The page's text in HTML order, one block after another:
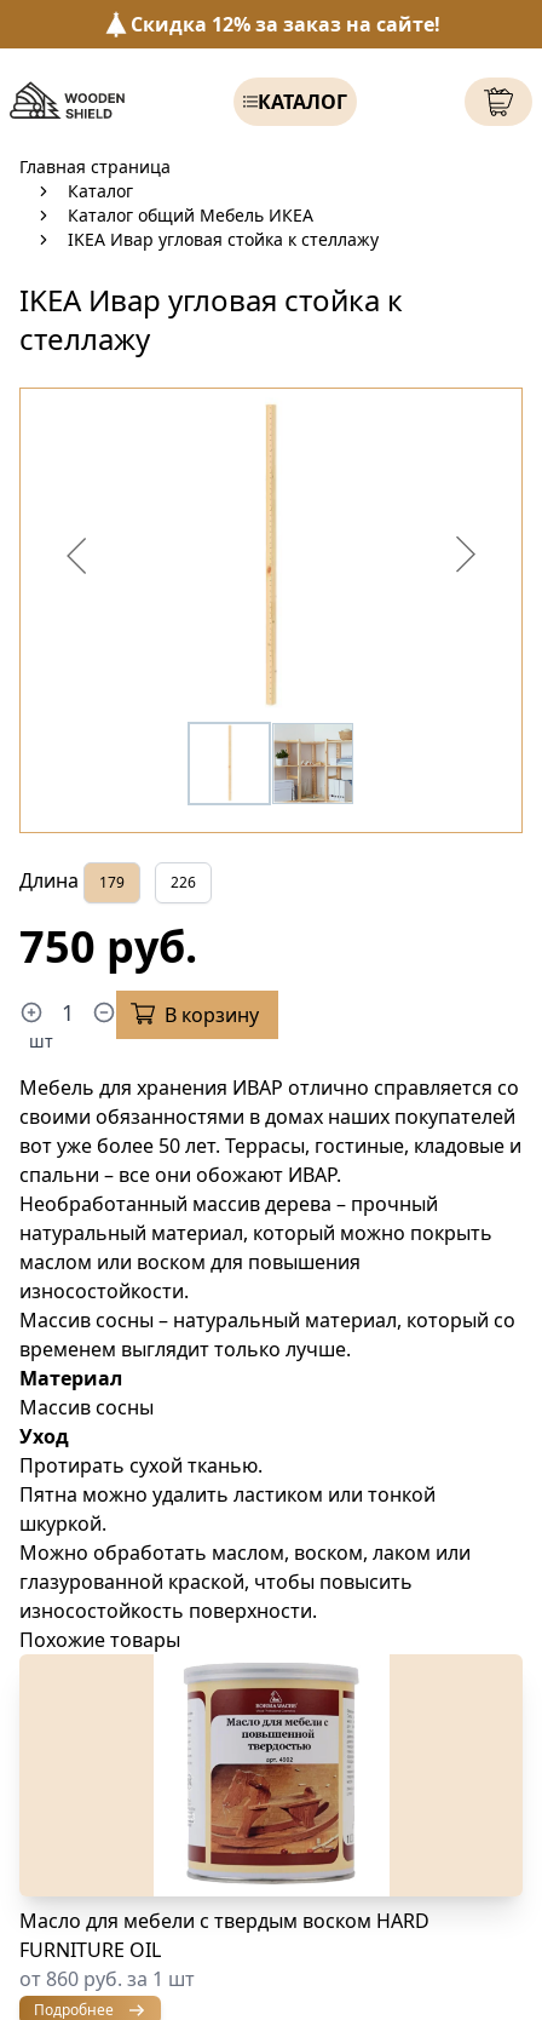
Скидка 12% за заказ на сайте!
КАТАЛОГ
Главная страница
Каталог
Каталог общий Мебель ИКЕА
IKEA Ивар угловая стойка к стеллажу
IKEA Ивар угловая стойка к
стеллажу
Длина 179 226
750 руб.
шт
В корзину
Мебель для хранения ИВАР отлично справляется со
своими обязанностями в домах наших покупателей
вот уже более 50 лет. Террасы, гостиные, кладовые и
спальни – все они обожают ИВАР.
Необработанный массив дерева – прочный
натуральный материал, который можно покрыть
маслом или воском для повышения
износостойкости.
Массив сосны – натуральный материал, который со
временем выглядит только лучше.
Материал
Массив сосны
Уход
Протирать сухой тканью.
Пятна можно удалить ластиком или тонкой
шкуркой.
Можно обработать маслом, воском, лаком или
глазурованной краской, чтобы повысить
износостойкость поверхности.
Похожие товары
Масло для мебели с твердым воском HARD
FURNITURE OIL
от 860 руб. за 1 шт
Подробнее